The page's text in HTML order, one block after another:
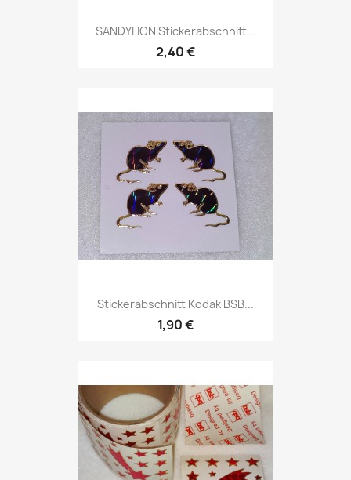
SANDYLION Stickerabschnitt...
2,40 €
Stickerabschnitt Kodak BSB...
1,90 €